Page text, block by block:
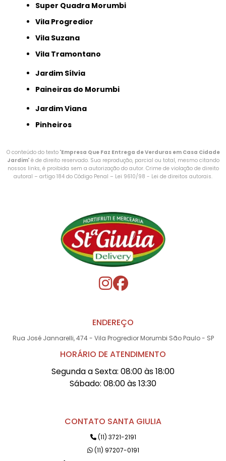
Super Quadra Morumbi
Vila Progredior
Vila Suzana
Vila Tramontano
Jardim Sílvia
Paineiras do Morumbi
Jardim Viana
Pinheiros
O conteúdo do texto "Empresa Que Faz Entrega de Verduras em Casa Cidade
Jardim" é de direito reservado. Sua reprodução, parcial ou total, mesmo citando
nossos links, é proibida sem a autorização do autor. Crime de violação de direito
autoral – artigo 184 do Código Penal – Lei 9610/98 - Lei de direitos autorais.
ENDEREÇO
Rua José Jannarelli, 474 - Vila Progredior Morumbi São Paulo - SP
HORÁRIO DE ATENDIMENTO
Segunda a Sexta: 08:00 às 18:00
Sábado: 08:00 às 13:30
CONTATO SANTA GIULIA
(11) 3721-2191
(11) 97207-0191